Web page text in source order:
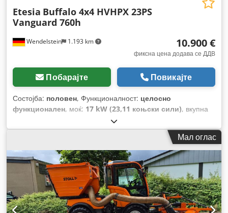
Wendelstein 1.193 km
Etesia Buffalo 4x4 HVHPX 23PS
Vanguard 760h
10.900 €
фиксна цена додава се ДДВ
Побарајте Повикајте
Состојба: половен, Функционалност: целосно
функционален, моќ: 17 kW (23,11 коњски сили), вкупна
, тип на гориво:
конфигурација на оските:2 оски, работна тежина:636 кг,
, тип на пренос:
хидростат, Година на изградба:2016, работни часови:760
h, Опрема:дополнителни фарови, погон на сите
тркала ,
Мал оглас